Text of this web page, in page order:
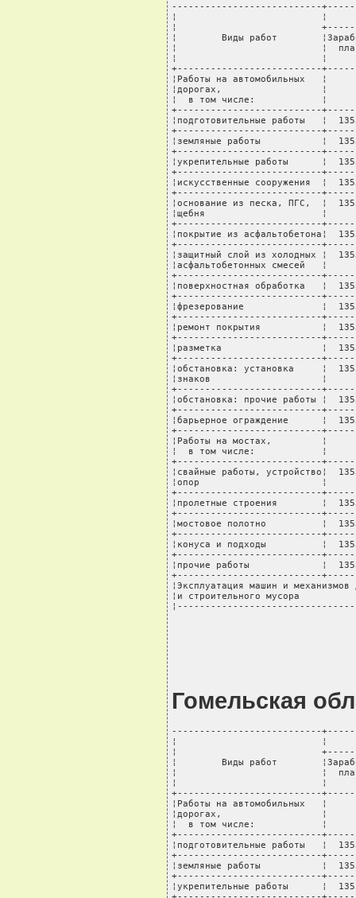
---------------------------
¦                          ¦
¦
¦        Виды работ
¦                          ¦  плата
¦                          ¦
+--------------------------
¦Работы на
¦дорогах,
¦  в том числе:
+--------------------------
¦подготовительные работы   ¦
+--------------------------
¦земляные работы           ¦
+--------------------------
¦укрепительные работы      ¦
+--------------------------
¦искусственные сооружения  ¦
+--------------------------
¦основание из песка, ПГС,  ¦
¦щебня                     ¦
+--------------------------
¦покрытие из асфальтобетона¦
+--------------------------
¦защитный слой из холодных ¦
¦асфальтобетонных
+--------------------------
¦поверхностная обработка   ¦
+--------------------------
¦фрезерование              ¦
+--------------------------
¦ремонт покрытия           ¦
+--------------------------
¦разметка                  ¦
+--------------------------
¦обстановка: установка     ¦
¦знаков                    ¦
+--------------------------
¦обстановка: прочие работы ¦
+--------------------------
¦барьерное ограждение      ¦
+--------------------------
¦Работы на мостах,
¦  в том числе:
+--------------------------
¦свайные работы, устройство¦
¦опор                      ¦
+--------------------------
¦пролетные строения        ¦
+--------------------------
¦мостовое полотно          ¦
+--------------------------
¦конуса и подходы          ¦
+--------------------------
¦прочие работы             ¦
+--------------------------
¦Эксплуатация машин и
¦и строительного
Гомельская
---------------------------
¦                          ¦
¦
¦        Виды работ
¦                          ¦  плата
¦                          ¦
+--------------------------
¦Работы на
¦дорогах,
¦  в том числе:
+--------------------------
¦подготовительные работы   ¦
+--------------------------
¦земляные работы           ¦
+--------------------------
¦укрепительные работы      ¦